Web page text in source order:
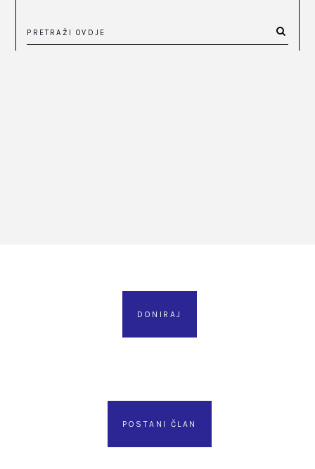
DONIRAJ
POSTANI ČLAN